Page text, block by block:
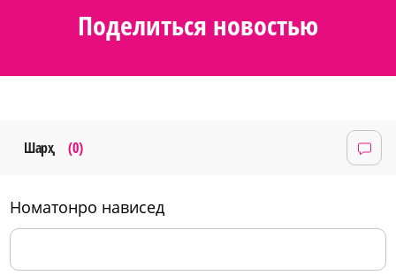
Поделиться новостью
Шарҳ (0)
номатонро нависед